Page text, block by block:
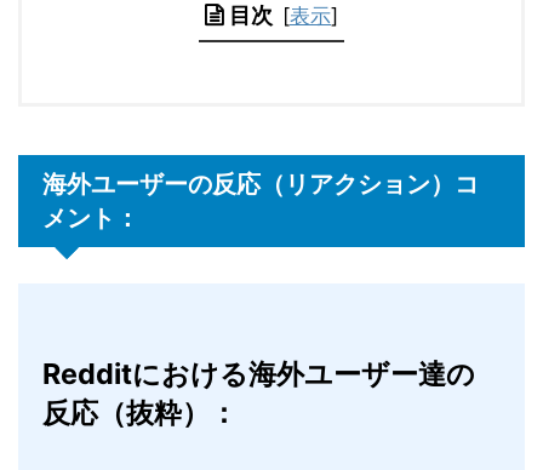
目次 [表示]
海外ユーザーの反応（リアクション）コ
メント：
Redditにおける海外ユーザー達の
反応（抜粋）：